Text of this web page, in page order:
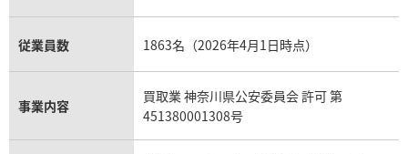
従業員数 1863名（2026年4月1日時点）
事業内容
買取業 神奈川県公安委員会 許可 第
451380001308号